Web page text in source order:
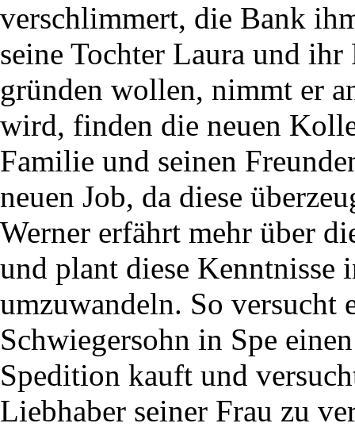
verschlimmert, die Bank
seine Tochter Laura und
gründen wollen, nimmt er
wird, finden die neuen
Familie und seinen
neuen Job, da diese
Werner erfährt mehr über
und plant diese Kenntnisse
umzuwandeln. So versucht
Schwiegersohn in Spe
Spedition kauft und
Liebhaber seiner Frau zu